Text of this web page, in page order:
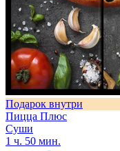
Подарок внутри
Пицца Плюс
Суши
1 ч. 50 мин.